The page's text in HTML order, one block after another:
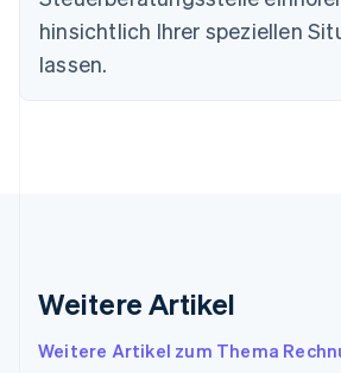
hinsichtlich Ihrer speziellen
lassen.
Weitere Artikel
Weitere Artikel zum Thema
English
Festlandchina
Indien
Irland